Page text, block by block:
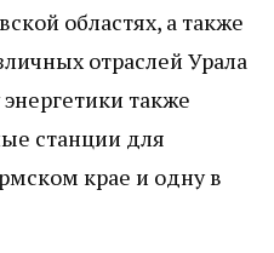
областях, а также
отраслей Урала
также
станции для
крае и одну в